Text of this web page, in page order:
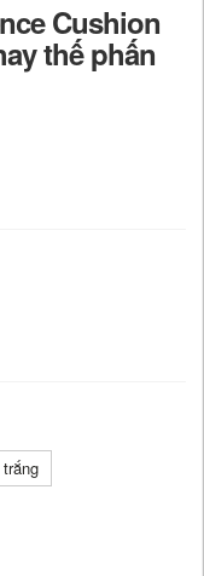
Cushion
thế phấn